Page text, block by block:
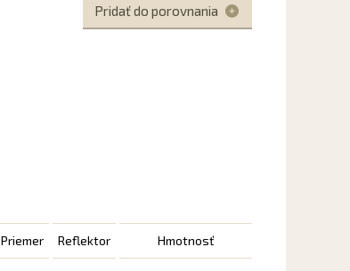
Pridať do porovnania
Priemer Reflektor Hmotnosť